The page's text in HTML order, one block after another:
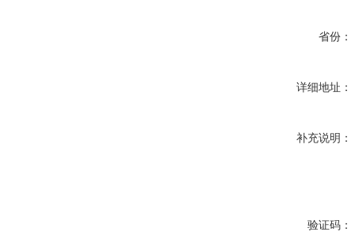
省份：
详细地址：
补充说明：
验证码：